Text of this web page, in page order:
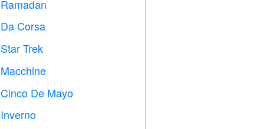
Ramadan
Da Corsa
Star Trek
Macchine
Cinco De Mayo
Inverno